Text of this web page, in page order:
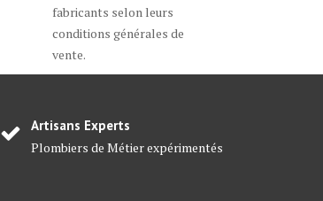
fabricants selon leurs
conditions générales de
vente.
Artisans Experts
Plombiers de Métier expérimentés